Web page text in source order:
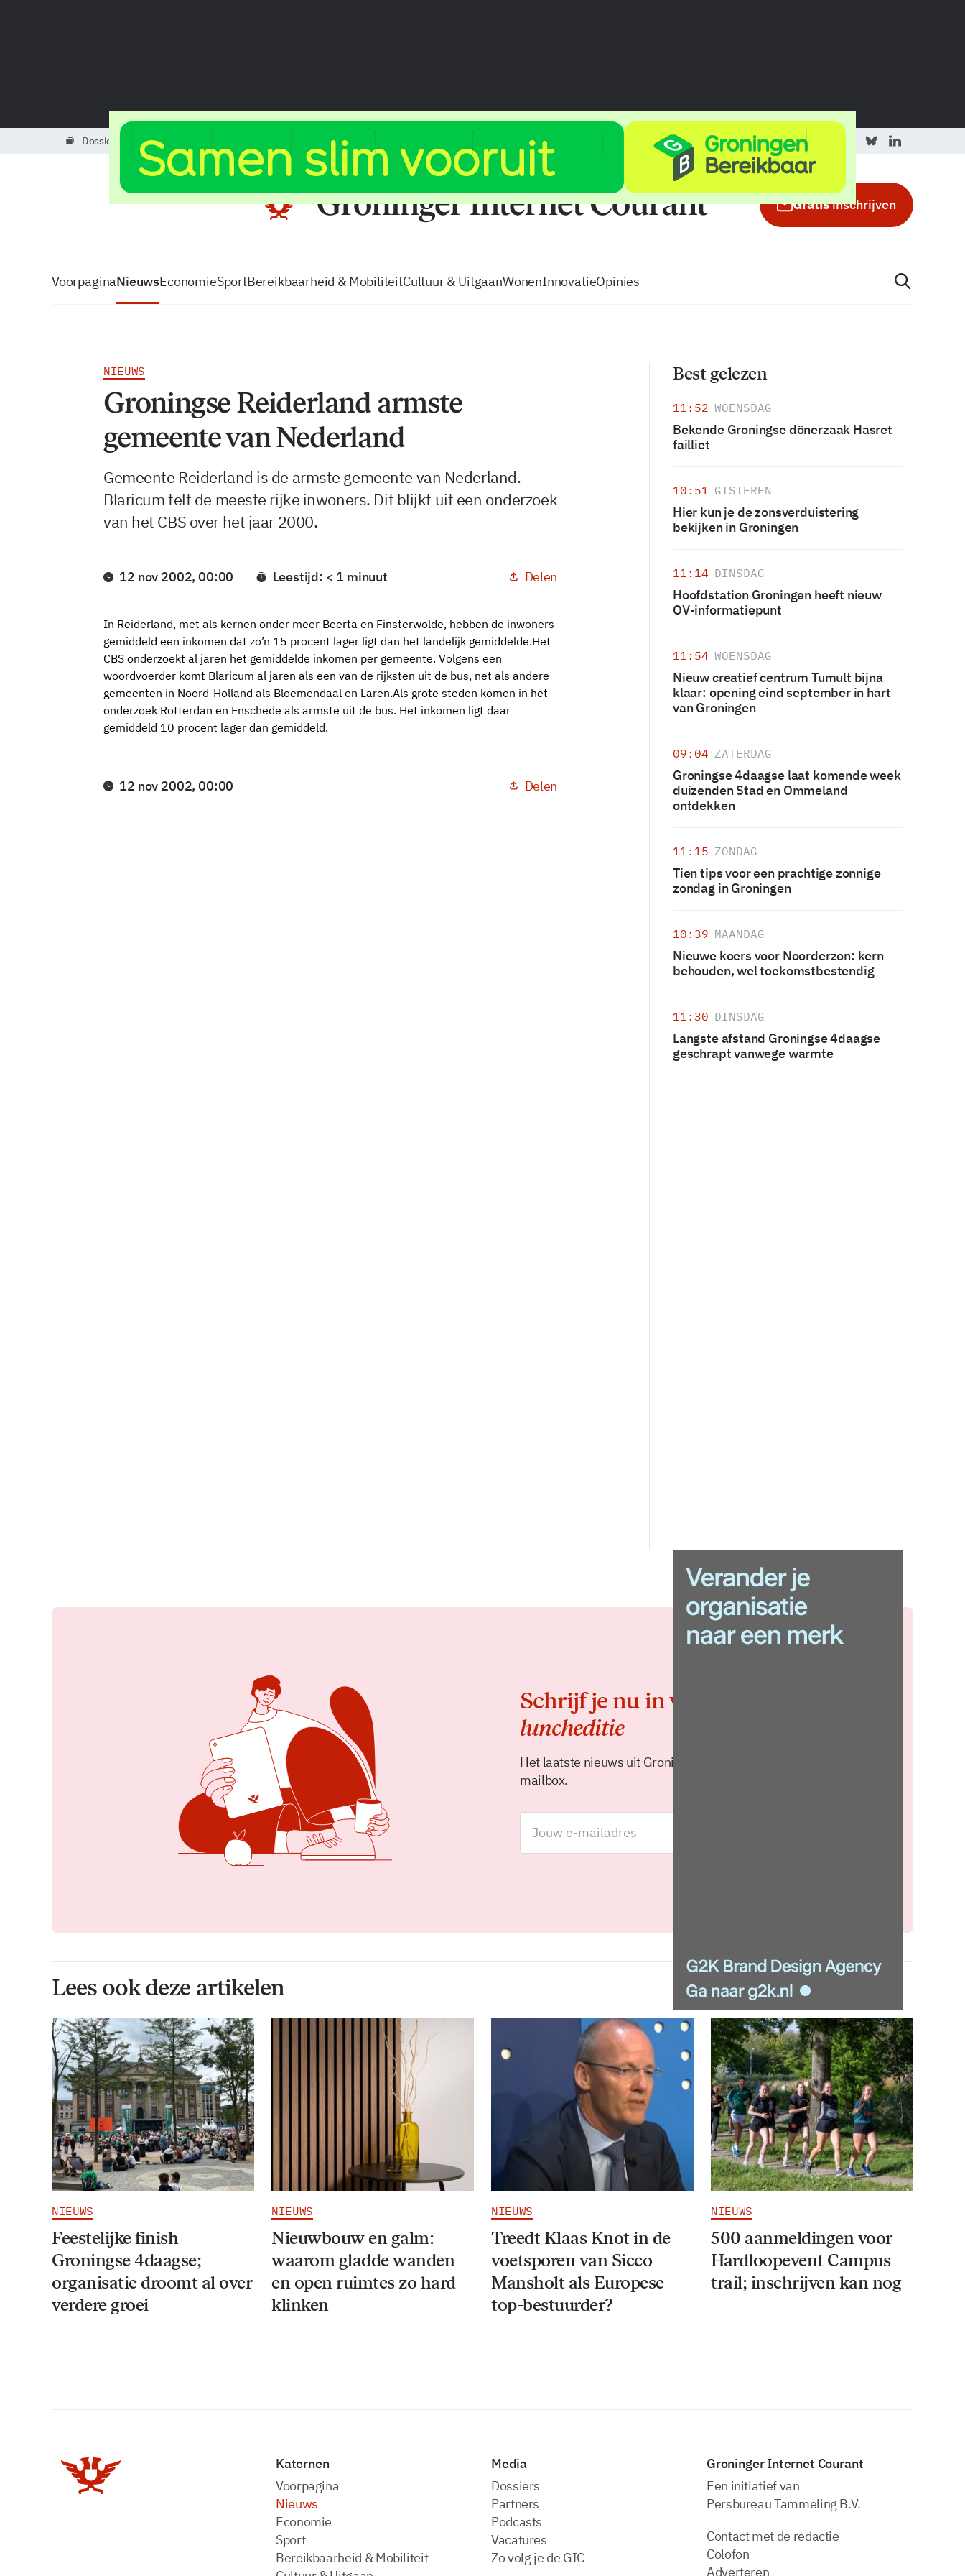
dossiers vacatures Tip de redactie Adverteren in de GIC
Gratisinschrijven
VoorpaginaNieuwsEconomieSportBereikbaarheid & MobiliteitCultuur & UitgaanWonenInnovatieOpinies
NIEUWS
Groningse Reiderland armste
gemeente van Nederland
Gemeente Reiderland is de armste gemeente van Nederland.
Blaricum telt de meeste rijke inwoners. Dit blijkt uit een onderzoek
van het CBS over het jaar 2000.
12 nov 2002, 00:00 Leestijd: < 1 minuut Delen
In Reiderland, met als kernen onder meer Beerta en Finsterwolde, hebben de inwoners
gemiddeld een inkomen dat zo’n 15 procent lager ligt dan het landelijk gemiddelde.Het
CBS onderzoekt al jaren het gemiddelde inkomen per gemeente. Volgens een
woordvoerder komt Blaricum al jaren als een van de rijksten uit de bus, net als andere
gemeenten in Noord-Holland als Bloemendaal en Laren.Als grote steden komen in het
onderzoek Rotterdan en Enschede als armste uit de bus. Het inkomen ligt daar
gemiddeld 10 procent lager dan gemiddeld.
12 nov 2002, 00:00 Delen
Best gelezen
11:52 WOENSDAG
Bekende Groningse dönerzaak Hasret
failliet
10:51 GISTEREN
Hier kun je de zonsverduistering
bekijken in Groningen
11:14 DINSDAG
Hoofdstation Groningen heeft nieuw
OV-informatiepunt
11:54 WOENSDAG
Nieuw creatief centrum Tumult bijna
klaar: opening eind september in hart
van Groningen
09:04 ZATERDAG
Groningse 4daagse laat komende week
duizenden Stad en Ommeland
ontdekken
11:15 ZONDAG
Tien tips voor een prachtige zonnige
zondag in Groningen
10:39 MAANDAG
Nieuwe koers voor Noorderzon: kern
behouden, wel toekomstbestendig
11:30 DINSDAG
Langste afstand Groningse 4daagse
geschrapt vanwege warmte
Schrijf je nu in voor de
luncheditie
Het laatste nieuws uit Groningen elke middag in je
mailbox.
Lees ook deze artikelen
NIEUWS
Feestelijke finish
Groningse 4daagse;
organisatie droomt al over
verdere groei
NIEUWS
Nieuwbouw en galm:
waarom gladde wanden
en open ruimtes zo hard
klinken
NIEUWS
Treedt Klaas Knot in de
voetsporen van Sicco
Mansholt als Europese
top-bestuurder?
NIEUWS
500 aanmeldingen voor
Hardloopevent Campus
trail; inschrijven kan nog
Katernen
Voorpagina
Nieuws
Economie
Sport
Bereikbaarheid & Mobiliteit
Media
dossiers
partners
podcasts
vacatures
zo volg je de GIC
Groninger Internet Courant
Een initiatief van
Persbureau Tammeling B.V.
Contact met de redactie
Colofon
Adverteren